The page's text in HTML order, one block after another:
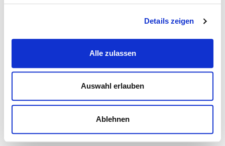
Details zeigen
Alle zulassen
Auswahl erlauben
Ablehnen